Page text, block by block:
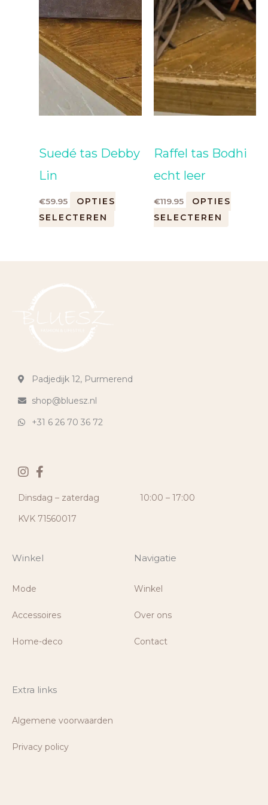
Suedé tas Debby
Lin
€59.95
OPTIES
SELECTEREN
Raffel tas Bodhi
echt leer
€119.95
OPTIES
SELECTEREN
Padjedijk 12, Purmerend
shop@bluesz.nl
+31 6 26 70 36 72
Dinsdag – zaterdag
10:00 – 17:00
KVK 71560017
Winkel
Mode
Accessoires
Home-deco
Navigatie
Winkel
Over ons
Contact
Extra links
Algemene voorwaarden
Privacy policy